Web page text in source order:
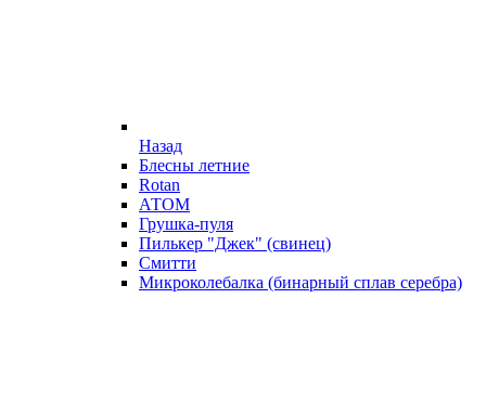
Назад
Блесны летние
Rotan
АТОМ
Грушка-пуля
Пилькер "Джек" (свинец)
Смитти
Микроколебалка (бинарный сплав серебра)